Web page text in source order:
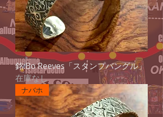
銘:Bo Reeves「スタンプバングル」
在庫なし
ナバホ